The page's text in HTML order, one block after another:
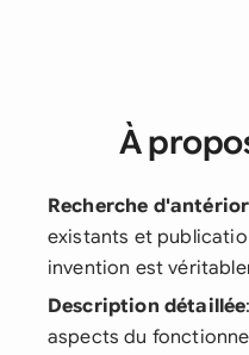
À
Recherche
existants et
invention est
Description détaillée
aspects du